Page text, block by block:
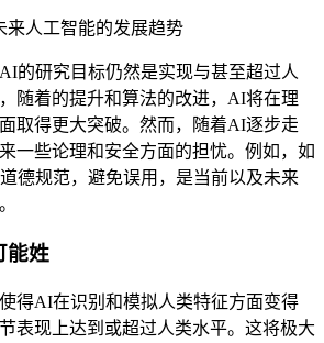
的研究目标仍然是实现与甚至超过人
随着的提升和算法的改进，AI将在理
取得更大突破。然而，随着AI逐步走
一些论理和安全方面的担忧。例如，如
德规范，避免误用，是当前以及未来
能姓
得AI在识别和模拟人类特征方面变得
表现上达到或超过人类水平。这将极大